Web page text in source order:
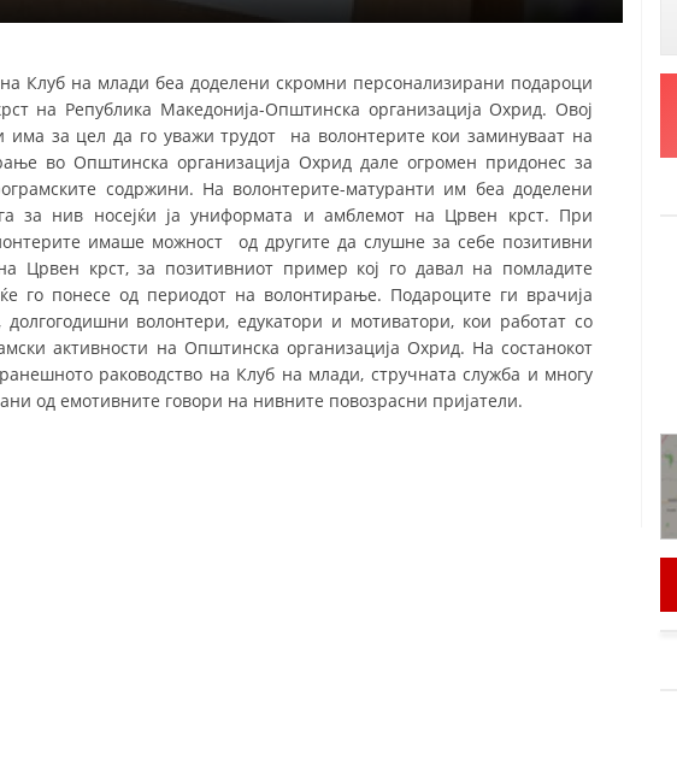
ОРГАНИЗАЦИЈА И РАЗВОЈ
РАКОВОДЕН ОДБОР
СОБРАНИЕ
СТРУКТУРА И ОРГАНИЗАЦИОНА ПОСТАВЕНОСТ
ДИСЕМИНАЦИЈА
ПРОМОЦИЈА НА ХУМАНИ ВРЕДНОСТИ
УПОТРЕБА И ЗАШТИТА НА АМБЛЕМОТ
Клуб на млади беа доделени скромни персонализирани подароци
на Република Македонија-Општинска организација Охрид. Овој
за цел да го уважи трудот на волонтерите кои заминуваат на
во Општинска организација Охрид дале огромен придонес за
содржини. На волонтерите-матуранти им беа доделени
за нив носејќи ја униформата и амблемот на Црвен крст. При
имаше можност од другите да слушне за себе позитивни
Црвен крст, за позитивниот пример кој го давал на помладите
го понесе од периодот на волонтирање. Подароците ги врачија
волонтери, едукатори и мотиватори, кои работат со
активности на Општинска организација Охрид. На состанокот
раководство на Клуб на млади, стручната служба и многу
од емотивните говори на нивните повозрасни пријатели.